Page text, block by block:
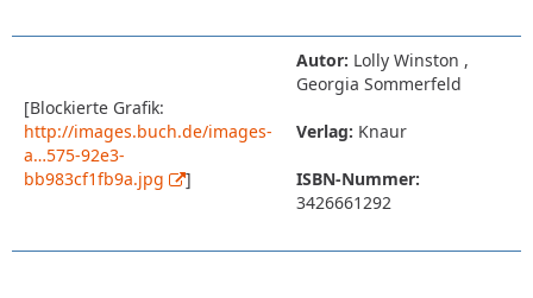
[Blockierte Grafik:
http://images.buch.de/images-
a…575-92e3-
bb983cf1fb9a.jpg
]
Autor: Lolly Winston ,
Georgia Sommerfeld
Verlag: Knaur
ISBN-Nummer:
3426661292